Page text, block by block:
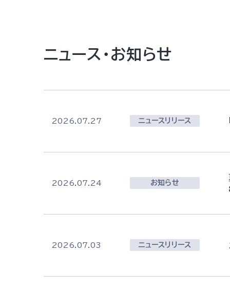
ニュース・お知らせ
2026.07.27 ニュースリリース
2026.07.24 お知らせ
2026.07.03 ニュースリリース